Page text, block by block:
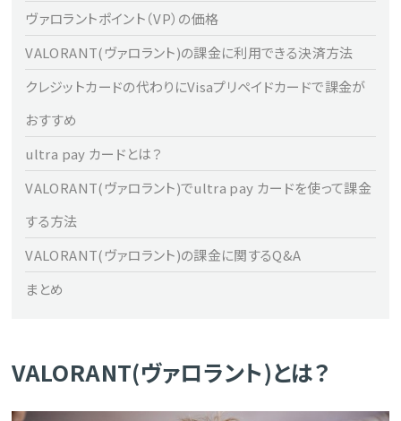
ヴァロラントポイント（VP）の価格
VALORANT(ヴァロラント)の課金に利用できる決済方法
クレジットカードの代わりにVisaプリペイドカードで課金が
おすすめ
ultra pay カードとは？
VALORANT(ヴァロラント)でultra pay カードを使って課金
する方法
VALORANT(ヴァロラント)の課金に関するQ&A
まとめ
VALORANT(ヴァロラント)とは？